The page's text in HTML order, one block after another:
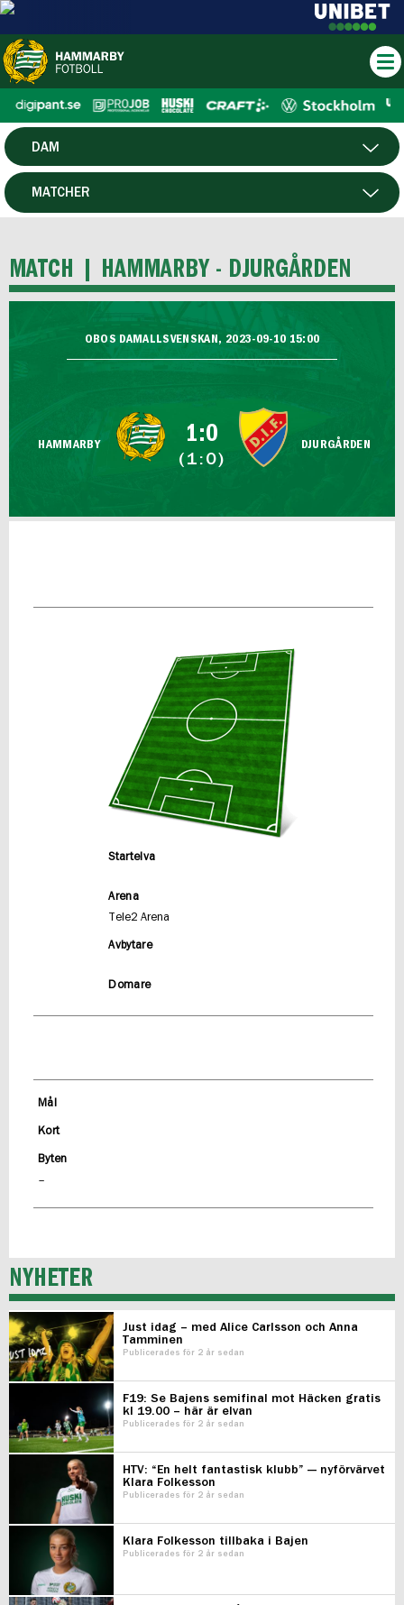
HERR
DAM
P19
MATCHER
MATCH | HAMMARBY - DJURGÅRDEN
OBOS DAMALLSVENSKAN, 2023-09-10 15:00
HAMMARBY 1:0
(1:0)
DJURGÅRDEN
Startelva
Arena
Tele2 Arena
Avbytare
Domare
Mål
Kort
Byten
–
NYHETER
Just idag – med Alice Carlsson och Anna
Tamminen
Publicerades för 2 år sedan
F19: Se Bajens semifinal mot Häcken gratis
kl 19.00 – här är elvan
Publicerades för 2 år sedan
HTV: “En helt fantastisk klubb” — nyförvärvet
Klara Folkesson
Publicerades för 2 år sedan
Klara Folkesson tillbaka i Bajen
Publicerades för 2 år sedan